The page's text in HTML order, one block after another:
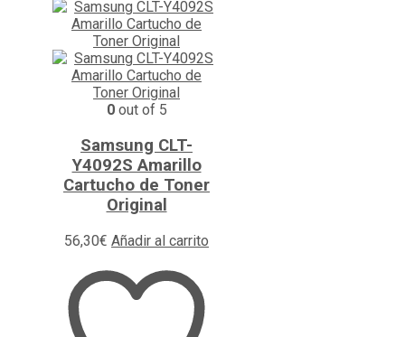
0out of 5
Samsung CLT-
Y4092S Amarillo
Cartucho de Toner
Original
56,30€ Añadir al carrito